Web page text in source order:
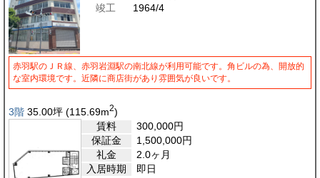
竣工
1964/4
赤羽駅のＪＲ線、赤羽岩淵駅の南北線が利用可能です。角ビルの為、開放的
な室内環境です。近隣に商店街があり雰囲気が良いです。
3階 35.00坪 (115.69m2)
賃料
300,000円
保証金
1,500,000円
礼金
2.0ヶ月
入居時期
即日